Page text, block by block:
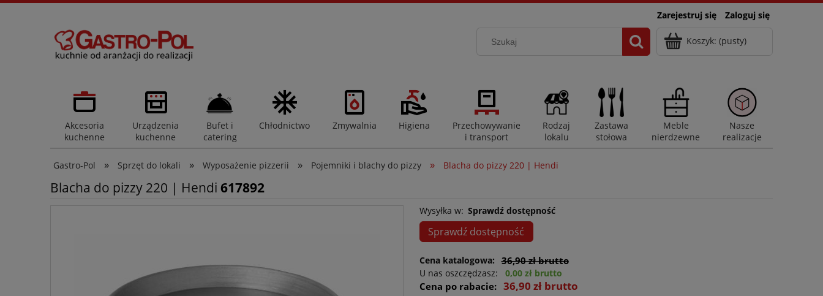
Zarejestruj się Zaloguj się
Koszyk: (pusty)
Akcesoria
kuchenne
Urządzenia
kuchenne
Bufet i
catering
Chłodnictwo Zmywalnia Higiena
Przechowywanie
i transport
Rodzaj
lokalu
Zastawa
stołowa
Meble
nierdzewne
Nasze
realizacje
Gastro-Pol » Sprzęt do lokali » Wyposażenie pizzerii » Pojemniki i blachy do pizzy » Blacha do pizzy 220 | Hendi
Blacha do pizzy 220 | Hendi 617892
Wysyłka w: Sprawdź dostępność
Sprawdź dostępność
Cena katalogowa: 36,90 zł brutto
U nas oszczędzasz: 0,00 zł brutto
Cena po rabacie: 36,90 zł brutto